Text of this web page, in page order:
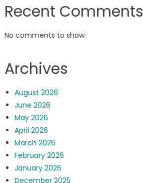
Recent Comments
No comments to show.
Archives
August 2026
June 2026
May 2026
April 2026
March 2026
February 2026
January 2026
December 2025